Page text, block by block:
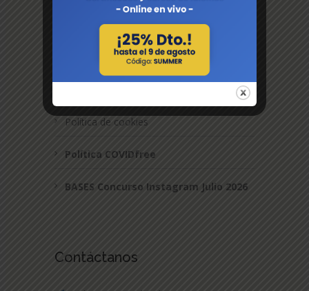
Términos y Condiciones
Aviso Legal
Política de cookies
Política COVIDfree
BASES Concurso Instagram Julio 2026
Contáctanos